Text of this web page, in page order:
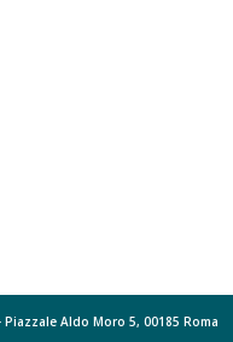
Aldo Moro 5, 00185 Roma